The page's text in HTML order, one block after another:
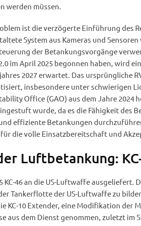
werden müssen.
ist die verzögerte Einführung des
System aus Kameras und
der Betankungsvorgänge
im April 2025 begonnen haben, wird
2027 erwartet. Das ursprüngliche
insbesondere unter schwierigen
Office (GAO) aus dem Jahre 2024
wurde, da es die Fähigkeit des
effiziente Betankungen
die volle Einsatzbereitschaft und
Luftbetankung:
KC-46 an die US-Luftwaffe ausgeliefert.
Tankerflotte der US-Luftwaffe zu
KC-10 Extender, eine Modifikation der
aus dem Dienst genommen, zuletzt im